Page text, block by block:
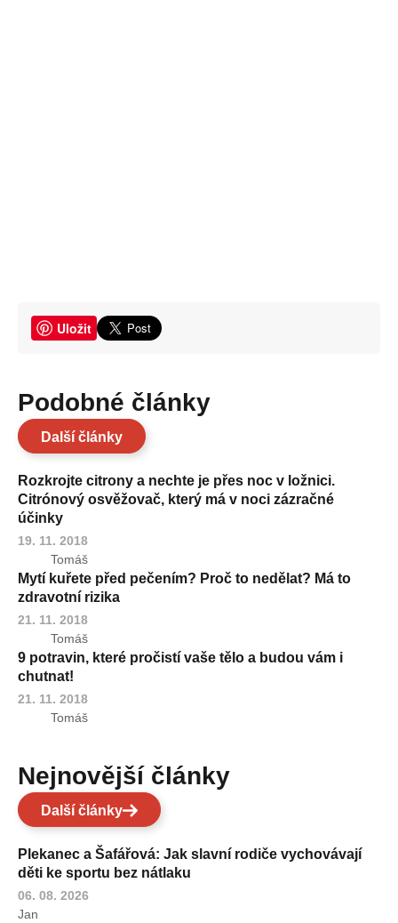
Uložit
Podobné články
Další články
Rozkrojte citrony a nechte je přes noc v ložnici.
Citrónový osvěžovač, který má v noci zázračné
účinky
19. 11. 2018
Tomáš
Mytí kuřete před pečením? Proč to nedělat? Má to
zdravotní rizika
21. 11. 2018
Tomáš
9 potravin, které pročistí vaše tělo a budou vám i
chutnat!
21. 11. 2018
Tomáš
Nejnovější články
Další články
Plekanec a Šafářová: Jak slavní rodiče vychovávají
děti ke sportu bez nátlaku
06. 08. 2026
Jan